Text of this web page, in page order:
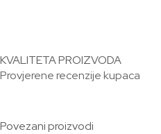
KVALITETA PROIZVODA
Provjerene recenzije kupaca
Povezani proizvodi